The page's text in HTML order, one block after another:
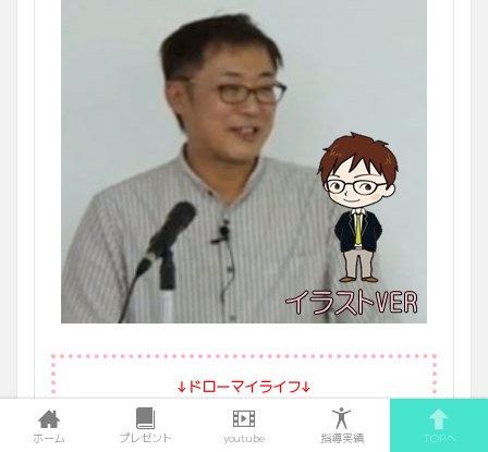
↓ドローマイライフ↓
ホーム プレゼント youtube 指導実績 TOPへ